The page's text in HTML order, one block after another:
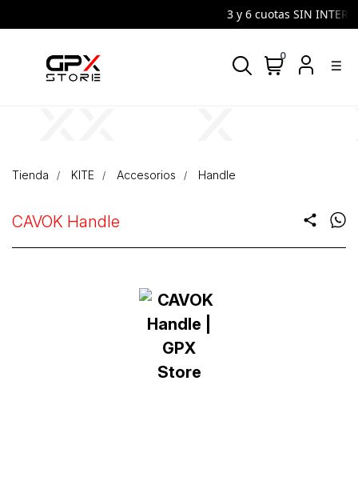
3 y 6 cuotas SIN
density_medium
0
Tienda KITE Accesorios Handle
CAVOK Handle share